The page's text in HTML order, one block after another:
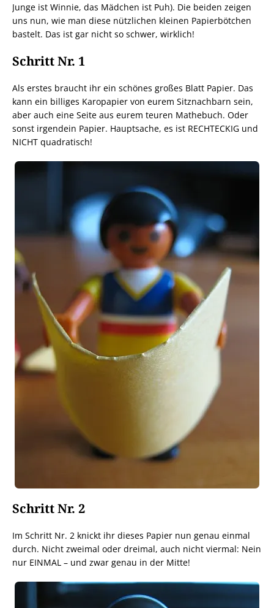
Junge ist Winnie, das Mädchen ist Puh). Die beiden zeigen
uns nun, wie man diese nützlichen kleinen Papierbötchen
bastelt. Das ist gar nicht so schwer, wirklich!
Schritt Nr. 1
Als erstes braucht ihr ein schönes großes Blatt Papier. Das
kann ein billiges Karopapier von eurem Sitznachbarn sein,
aber auch eine Seite aus eurem teuren Mathebuch. Oder
sonst irgendein Papier. Hauptsache, es ist RECHTECKIG und
NICHT quadratisch!
Schritt Nr. 2
Im Schritt Nr. 2 knickt ihr dieses Papier nun genau einmal
durch. Nicht zweimal oder dreimal, auch nicht viermal: Nein
nur EINMAL – und zwar genau in der Mitte!